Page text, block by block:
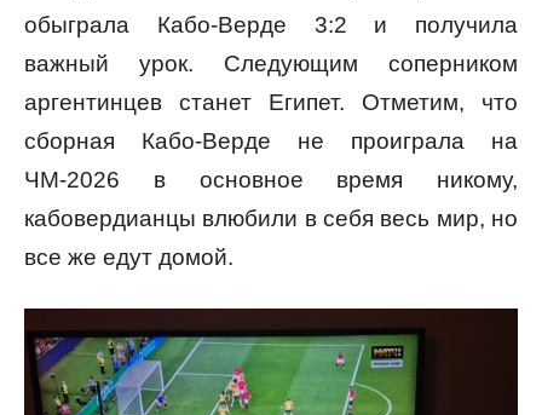
обыграла Кабо-Верде 3:2 и получила
важный урок. Следующим соперником
аргентинцев станет Египет. Отметим, что
сборная Кабо-Верде не проиграла на
ЧМ-2026 в основное время никому,
кабовердианцы влюбили в себя весь мир, но
все же едут домой.